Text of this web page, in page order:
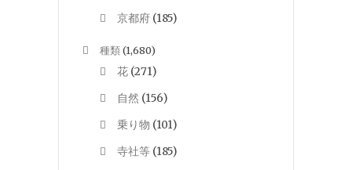
京都府 (185)
種類(1,680)
花 (271)
自然 (156)
乗り物 (101)
寺社等 (185)